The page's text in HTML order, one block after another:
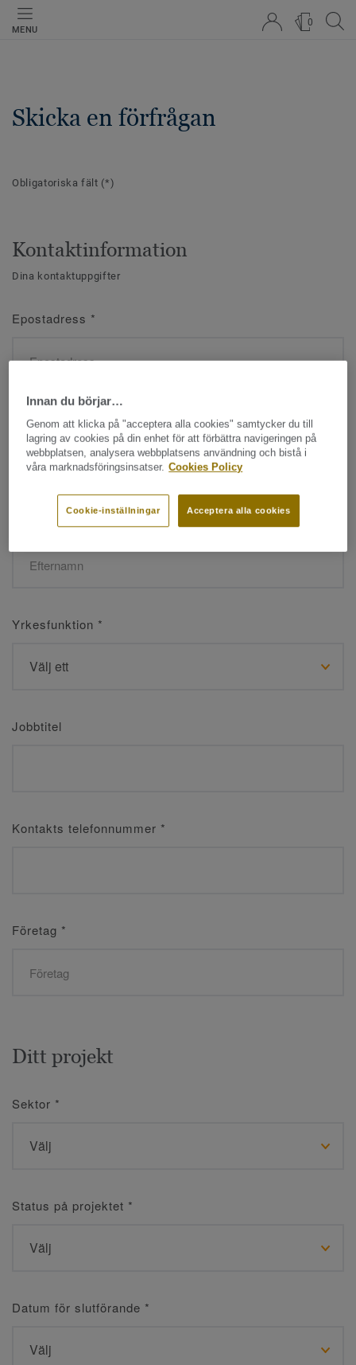
MENU
0
Skicka en förfrågan
Obligatoriska fält (*)
Kontaktinformation
Dina kontaktuppgifter
Epostadress *
Namn*
Efternamn*
Yrkesfunktion *
Jobbtitel
Kontakts telefonnummer *
Företag *
Ditt projekt
Sektor *
Status på projektet *
Datum för slutförande *
Innan du börjar…
Genom att klicka på "acceptera alla cookies" samtycker du till
lagring av cookies på din enhet för att förbättra navigeringen på
webbplatsen, analysera webbplatsens användning och bistå i
våra marknadsföringsinsatser. Cookies Policy
Acceptera alla cookies
Cookie-inställningar